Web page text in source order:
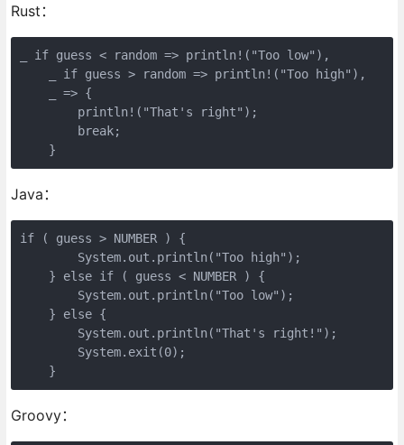
Rust：
_ if guess < random => println!("Too low"),
    _ if guess > random => println!("Too high"),
    _ => {
        println!("That's right");
        break;
    }
Java：
if ( guess > NUMBER ) {
        System.out.println("Too high");
    } else if ( guess < NUMBER ) {
        System.out.println("Too low");
    } else {
        System.out.println("That's right!");
        System.exit(0);
    }
Groovy：